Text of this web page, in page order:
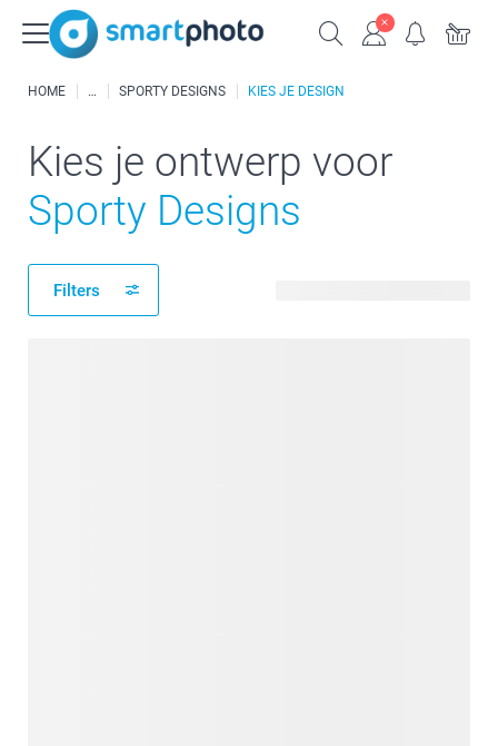
HOME SPORTY DESIGNS KIES JE DESIGN
Kies je ontwerp voor
Sporty Designs
Filters